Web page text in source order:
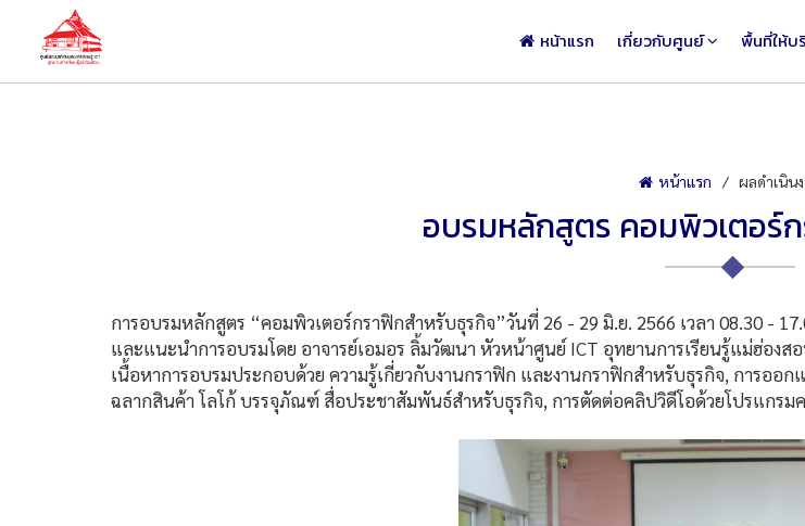
หน้าแรก เกี่ยวกับศูนย์ พื้นที่ให้บ
หน้าแรก ผลดำเนิน
อบรมหลักสูตร คอมพิวเตอร์
การอบรมหลักสูตร “คอมพิวเตอร์กราฟิกสำหรับธุรกิจ”วันที่ 26 - 29 มิ.ย. 2566 เวลา 08.30 -
และแนะนำการอบรมโดย อาจารย์เอมอร ลิ้มวัฒนา หัวหน้าศูนย์ ICT อุทยานการเรียนรู้แม่ฮ่อง
เนื้อหาการอบรมประกอบด้วย ความรู้เกี่ยวกับงานกราฟิก และงานกราฟิกสำหรับธุรกิจ, การออ
ฉลากสินค้า โลโก้ บรรจุภัณฑ์ สื่อประชาสัมพันธ์สำหรับธุรกิจ, การตัดต่อคลิปวิดีโอด้วยโปรแกรม